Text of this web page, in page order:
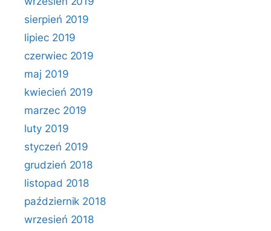
sierpień 2019
lipiec 2019
czerwiec 2019
maj 2019
kwiecień 2019
marzec 2019
luty 2019
styczeń 2019
grudzień 2018
listopad 2018
październik 2018
wrzesień 2018